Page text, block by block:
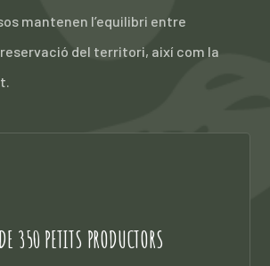
mantenen l’equilibri entre
del territori, així com la
350 PETITS PRODUCTORS